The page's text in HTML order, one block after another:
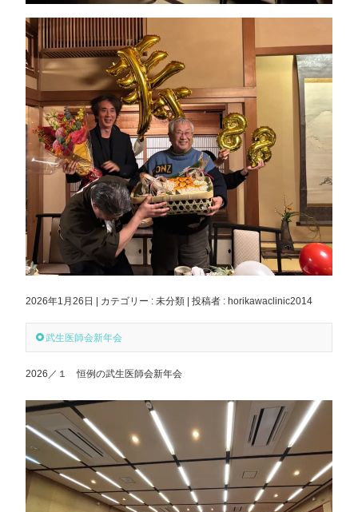
2026年1月26日 カテゴリー : 未分類 投稿者 : horikawaclinic2014
武生医師会新年会
2026／１ 恒例の武生医師会新年会